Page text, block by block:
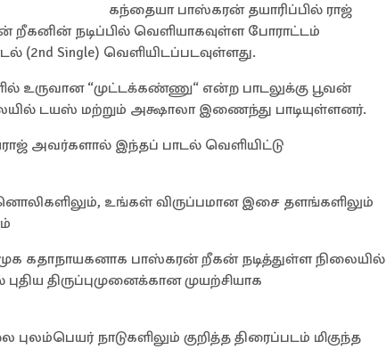
கந்தையா பாஸ்கரன் தயாரிப்பில் ராஜ்
றீகனின் நடிப்பில் வெளியாகவுள்ள போராட்டம்
(2nd Single) வெளியிடப்படவுள்ளது.
உருவான “முட்டக்கண்ணு“ என்ற பாடலுக்கு பூவன்
டயஸ் மற்றும் அக்ஷாலா இணைந்து பாடியுள்ளனர்.
அவர்களால் இந்தப் பாடல் வெளியிட்டு
உங்கள் விருப்பமான இசை தளங்களிலும்
கதாநாயகனாக பாஸ்கரன் றீகன் நடித்துள்ள நிலையில்
திருப்புமுனைக்கான முயற்சியாக
நாடுகளிலும் குறித்த திரைப்படம் மிகுந்த